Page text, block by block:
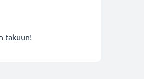
takuun!